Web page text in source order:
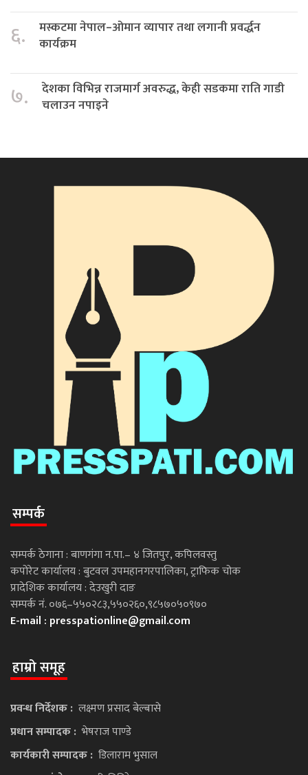
६.
मस्कटमा नेपाल–ओमान व्यापार तथा लगानी प्रवर्द्धन
कार्यक्रम
७.
देशका विभिन्न राजमार्ग अवरुद्ध, केही सडकमा राति गाडी
चलाउन नपाइने
सम्पर्क
सम्पर्क ठेगाना : बाणगंगा न.पा.– ४ जितपुर, कपिलवस्तु
कपोरेट कार्यालय : बुटवल उपमहानगरपालिका, ट्राफिक चोक
प्रादेशिक कार्यालय : देउखुरी दाङ
सम्पर्क नं. ०७६–५५०२८३,५५०२६०,९८५७०५०९७०
E-mail : presspationline@gmail.com
हाम्रो समूह
प्रवन्ध निर्देशक : लक्ष्मण प्रसाद बेल्बासे
प्रधान सम्पादक : भेषराज पाण्डे
कार्यकारी सम्पादक : डिलाराम भुसाल